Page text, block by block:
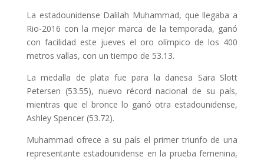
La estadounidense Dalilah Muhammad, que llegaba a
Rio-2016 con la mejor marca de la temporada, ganó
con facilidad este jueves el oro olímpico de los 400
metros vallas, con un tiempo de 53.13.
La medalla de plata fue para la danesa Sara Slott
Petersen (53.55), nuevo récord nacional de su país,
mientras que el bronce lo ganó otra estadounidense,
Ashley Spencer (53.72).
Muhammad ofrece a su país el primer triunfo de una
representante estadounidense en la prueba femenina,